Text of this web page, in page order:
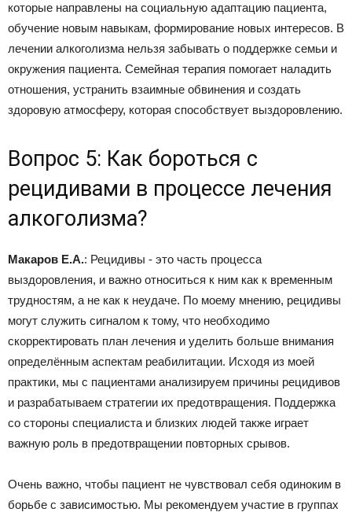
которые направлены на социальную адаптацию пациента,
обучение новым навыкам, формирование новых интересов. В
лечении алкоголизма нельзя забывать о поддержке семьи и
окружения пациента. Семейная терапия помогает наладить
отношения, устранить взаимные обвинения и создать
здоровую атмосферу, которая способствует выздоровлению.
Вопрос 5: Как бороться с
рецидивами в процессе лечения
алкоголизма?
Макаров Е.А.: Рецидивы - это часть процесса
выздоровления, и важно относиться к ним как к временным
трудностям, а не как к неудаче. По моему мнению, рецидивы
могут служить сигналом к тому, что необходимо
скорректировать план лечения и уделить больше внимания
определённым аспектам реабилитации. Исходя из моей
практики, мы с пациентами анализируем причины рецидивов
и разрабатываем стратегии их предотвращения. Поддержка
со стороны специалиста и близких людей также играет
важную роль в предотвращении повторных срывов.
Очень важно, чтобы пациент не чувствовал себя одиноким в
борьбе с зависимостью. Мы рекомендуем участие в группах